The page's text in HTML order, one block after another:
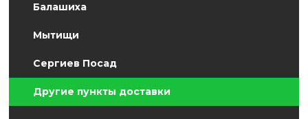
Балашиха
Мытищи
Сергиев Посад
Другие пункты доставки